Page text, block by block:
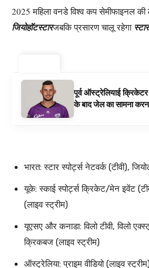
2025 महिला वनडे विश्व कप सेमीफाइनल की
जियोहॉटस्टारजबकि प्रसारण चालू रहेगा
पूर्व ऑस्ट्रेलियाई क्रिकेटर
के बाद जेल का सामना
भारत: स्टार स्पोर्ट्स नेटवर्क (टीवी),
यूके: स्काई स्पोर्ट्स क्रिकेट/मेन इवेंट
(लाइव स्ट्रीम)
यूएसए और कनाडा: विलो टीवी, विलो
क्रिकबज (लाइव स्ट्रीम)
ऑस्ट्रेलिया: प्राइम वीडियो (लाइव